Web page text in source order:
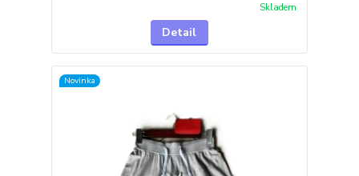
Skladem
Detail
Novinka